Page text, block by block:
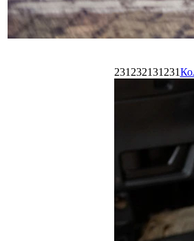
231232131231